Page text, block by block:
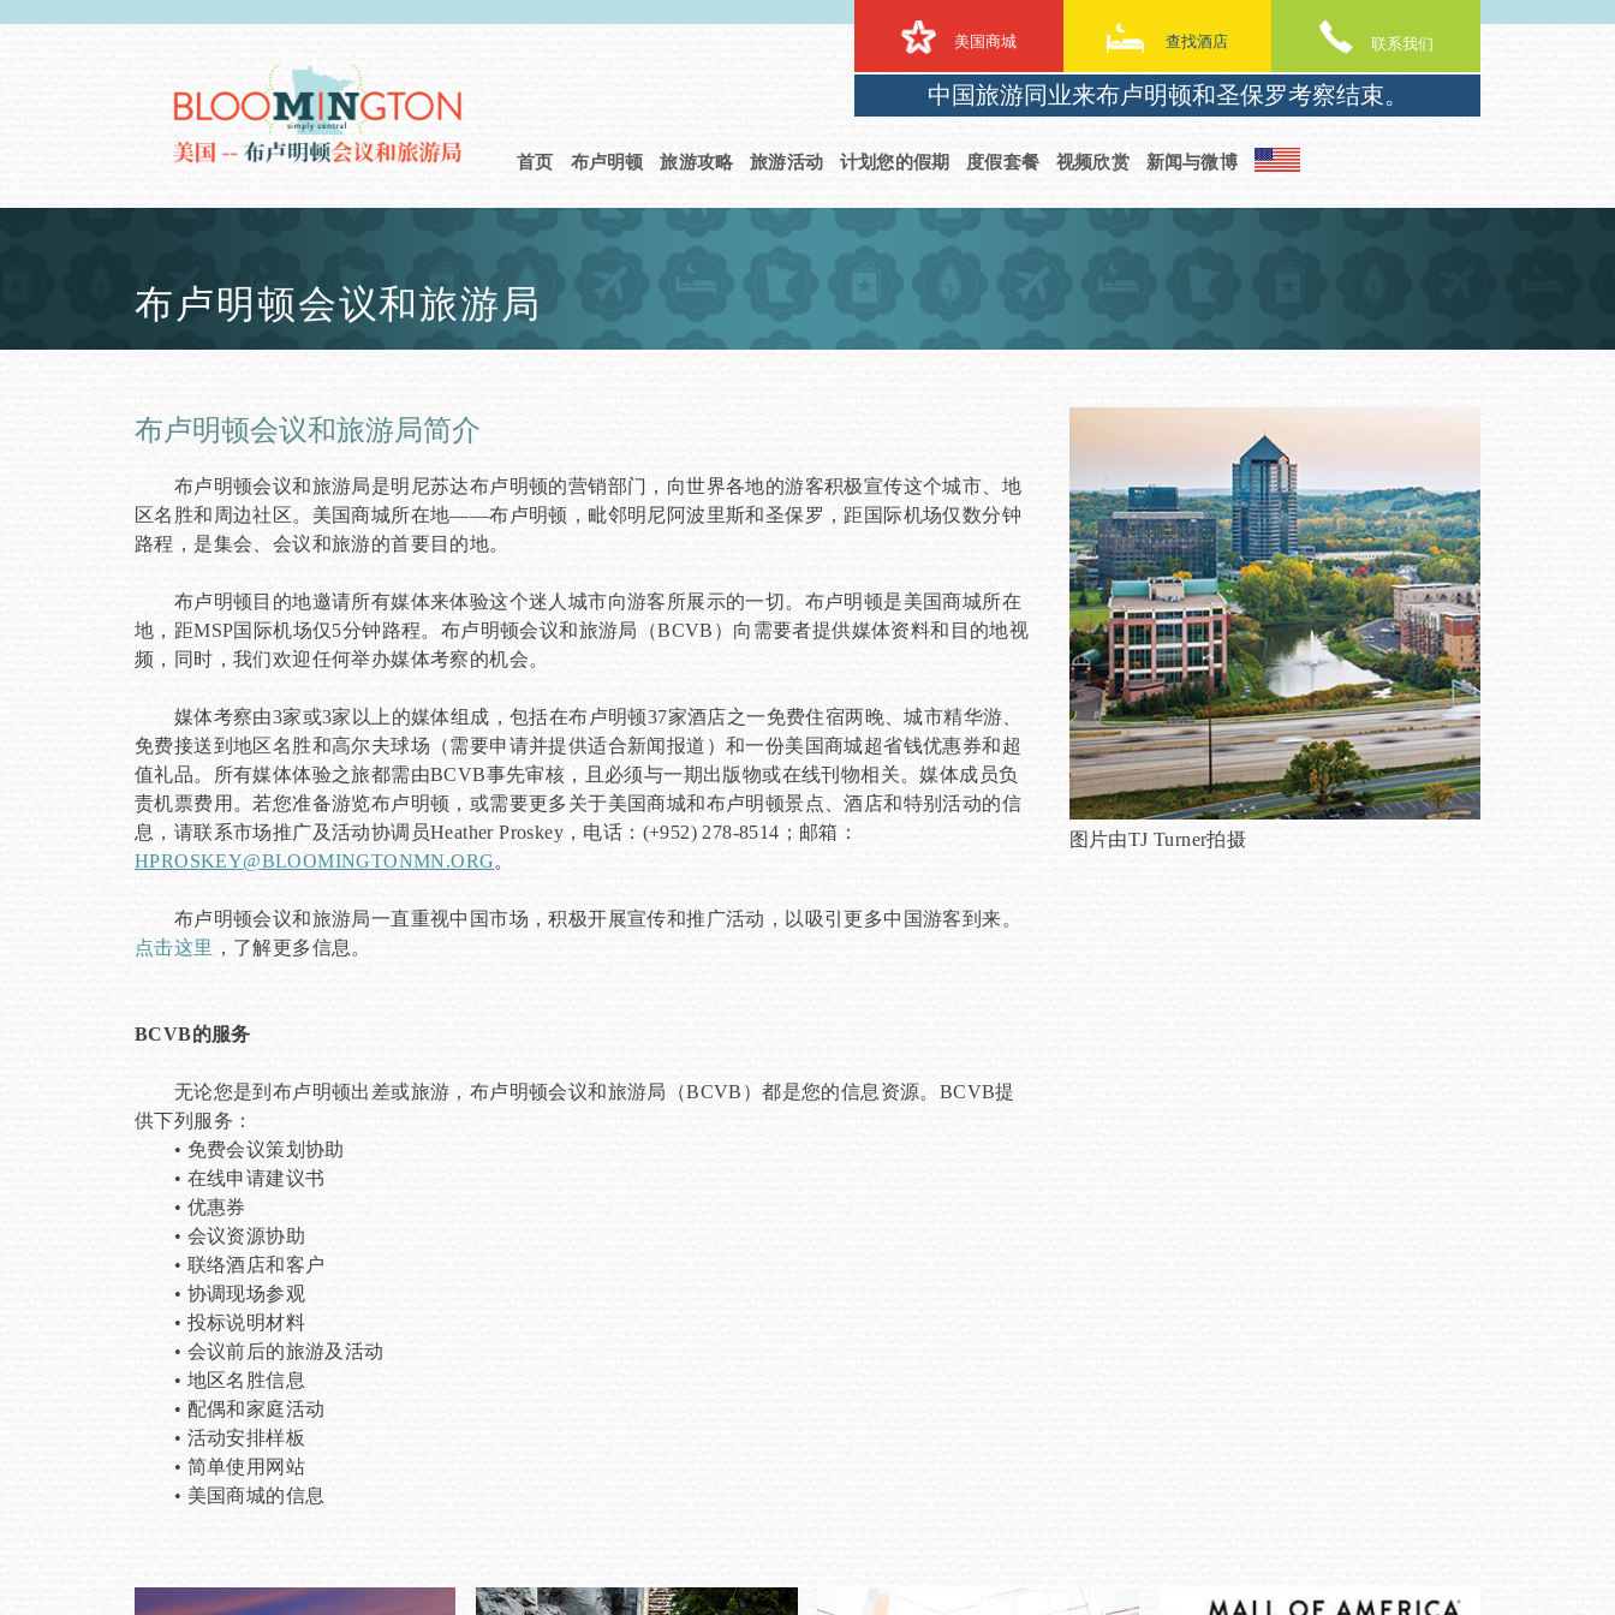
中国旅游同业来布卢明顿和圣保罗考察结束。
美国商城 查找酒店 联系我们
首页 布卢明顿 旅游攻略 旅游活动 计划您的假期 度假套餐 视频欣赏 新闻与微博
布卢明顿会议和旅游局
布卢明顿会议和旅游局简介
布卢明顿会议和旅游局是明尼苏达布卢明顿的营销部门，向世界各地的游客积极宣传这个城市、地
区名胜和周边社区。美国商城所在地——布卢明顿，毗邻明尼阿波里斯和圣保罗，距国际机场仅数分钟
路程，是集会、会议和旅游的首要目的地。
布卢明顿目的地邀请所有媒体来体验这个迷人城市向游客所展示的一切。布卢明顿是美国商城所在
地，距MSP国际机场仅5分钟路程。布卢明顿会议和旅游局（BCVB）向需要者提供媒体资料和目的地视
频，同时，我们欢迎任何举办媒体考察的机会。
媒体考察由3家或3家以上的媒体组成，包括在布卢明顿37家酒店之一免费住宿两晚、城市精华游、
免费接送到地区名胜和高尔夫球场（需要申请并提供适合新闻报道）和一份美国商城超省钱优惠券和超
值礼品。所有媒体体验之旅都需由BCVB事先审核，且必须与一期出版物或在线刊物相关。媒体成员负
责机票费用。若您准备游览布卢明顿，或需要更多关于美国商城和布卢明顿景点、酒店和特别活动的信
息，请联系市场推广及活动协调员Heather Proskey，电话：(+952) 278-8514；邮箱：
HPROSKEY@BLOOMINGTONMN.ORG。
布卢明顿会议和旅游局一直重视中国市场，积极开展宣传和推广活动，以吸引更多中国游客到来。
点击这里 ，了解更多信息。
BCVB的服务
无论您是到布卢明顿出差或旅游，布卢明顿会议和旅游局（BCVB）都是您的信息资源。BCVB提
供下列服务：
• 免费会议策划协助
• 在线申请建议书
• 优惠券
• 会议资源协助
• 联络酒店和客户
• 协调现场参观
• 投标说明材料
• 会议前后的旅游及活动
• 地区名胜信息
• 配偶和家庭活动
• 活动安排样板
• 简单使用网站
• 美国商城的信息
图片由TJ Turner拍摄